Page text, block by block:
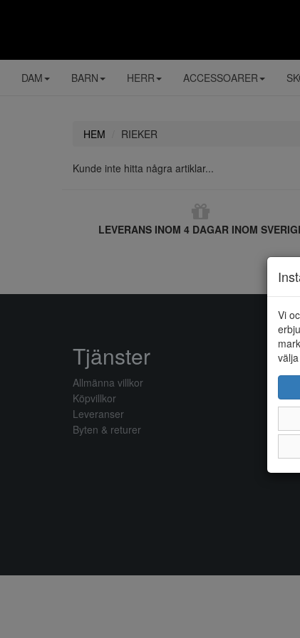
DAM BARN HERR ACCESSOARER
HEM RIEKER
Kunde inte hitta några artiklar...
LEVERANS INOM 4 DAGAR INOM
Vi
Tjänster
Allmänna villkor
Köpvillkor
Leveranser
Byten & returer